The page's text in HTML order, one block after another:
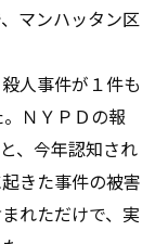
マンハッタン区
人事件が１件も
ＮＹＰＤの報
、今年認知され
きた事件の被害
れただけで、実